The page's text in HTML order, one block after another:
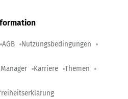
AGB Nutzungsbedingungen
Karriere Themen